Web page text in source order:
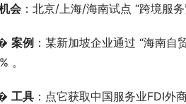
会 ：北京/上海/海南试点 “跨境服
案例 ：某新加坡企业通过 “海南
。
工具 ：点它获取中国服务业FDI外